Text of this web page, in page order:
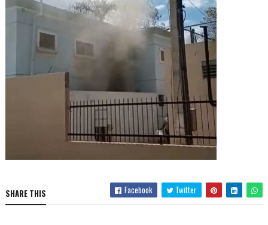
SHARE THIS Facebook Twitter